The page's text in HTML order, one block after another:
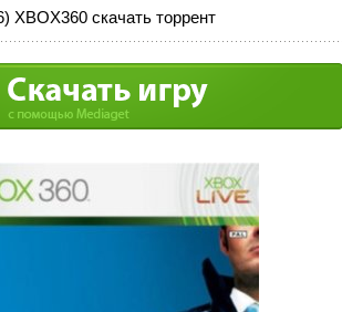
XBOX360 скачать торрент